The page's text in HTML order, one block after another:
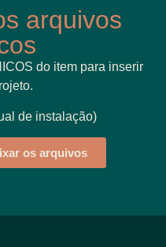
arquivos
do item para inserir
de instalação)
os arquivos